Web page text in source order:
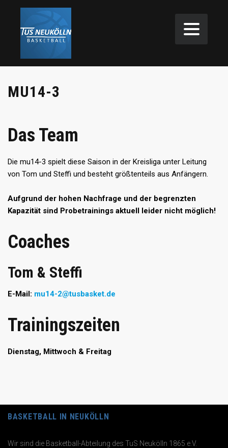
MU14-3
Das Team
Die mu14-3 spielt diese Saison in der Kreisliga unter Leitung
von Tom und Steffi und besteht größtenteils aus Anfängern.
Aufgrund der hohen Nachfrage und der begrenzten
Kapazität sind Probetrainings aktuell leider nicht möglich!
Coaches
Tom & Steffi
E-Mail: mu14-2@tusbasket.de
Trainingszeiten
Dienstag, Mittwoch & Freitag
BASKETBALL IN NEUKÖLLN
Wir sind die Basketball-Abteilung des TuS Neukölln 1865 e.V.